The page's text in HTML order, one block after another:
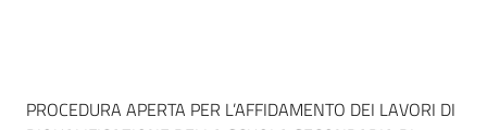
Dati del bando
PROCEDURA APERTA PER L’AFFIDAMENTO DEI LAVORI DI